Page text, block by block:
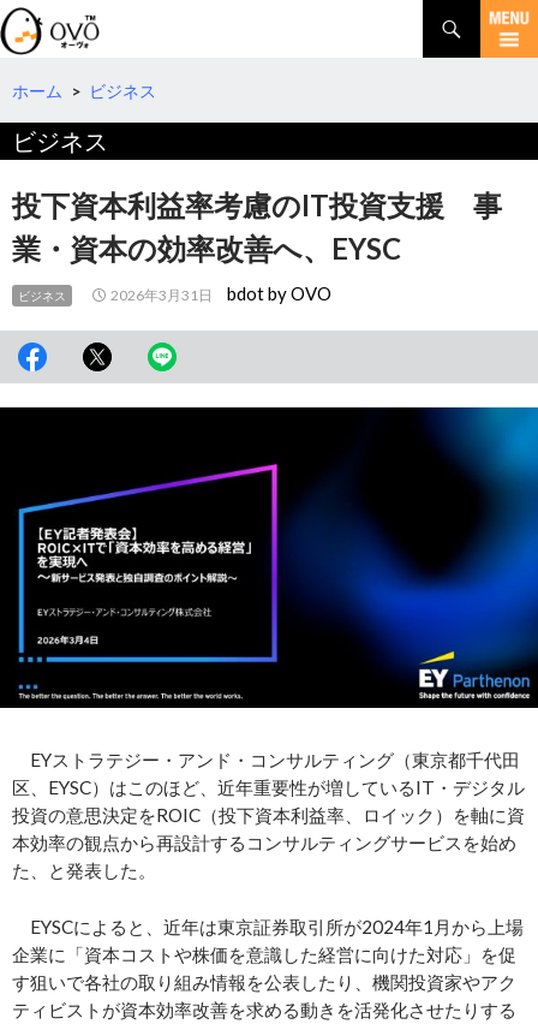
検
索
コ
テ
へ
動
ホーム > ビジネス
ビジネス
投下資本利益率考慮のIT投資支援 事
業・資本の効率改善へ、EYSC
ビジネス 2026年3月31日 bdot by OVO
EYストラテジー・アンド・コンサルティング（東京都千代田
区、EYSC）はこのほど、近年重要性が増しているIT・デジタル
投資の意思決定をROIC（投下資本利益率、ロイック）を軸に資
本効率の観点から再設計するコンサルティングサービスを始め
た、と発表した。
EYSCによると、近年は東京証券取引所が2024年1月から上場
企業に「資本コストや株価を意識した経営に向けた対応」を促
す狙いで各社の取り組み情報を公表したり、機関投資家やアク
ティビストが資本効率改善を求める動きを活発化させたりする